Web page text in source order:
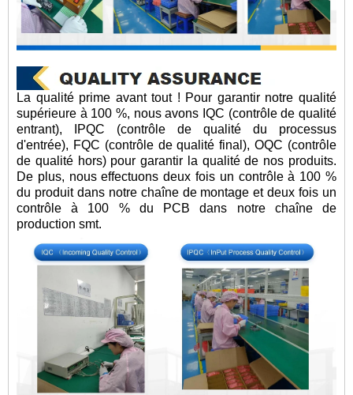
La qualité prime avant tout ! Pour garantir notre qualité
supérieure à 100 %, nous avons IQC (contrôle de qualité
entrant), IPQC (contrôle de qualité du processus
d'entrée), FQC (contrôle de qualité final), OQC (contrôle
de qualité hors) pour garantir la qualité de nos produits.
De plus, nous effectuons deux fois un contrôle à 100 %
du produit dans notre chaîne de montage et deux fois un
contrôle à 100 % du PCB dans notre chaîne de
production smt.